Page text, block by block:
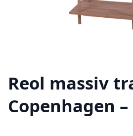
Reol massiv
Copenhagen